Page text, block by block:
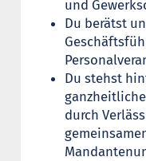
und
Du berätst
Du stehst
durch